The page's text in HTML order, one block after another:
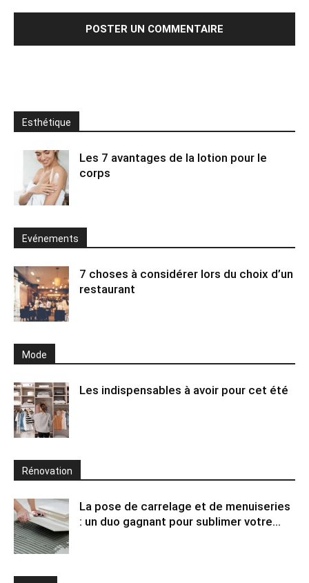
Esthétique
Les 7 avantages de la lotion pour le
corps
Evénements
7 choses à considérer lors du choix d’un
restaurant
Mode
Les indispensables à avoir pour cet été
Rénovation
La pose de carrelage et de menuiseries
: un duo gagnant pour sublimer votre...